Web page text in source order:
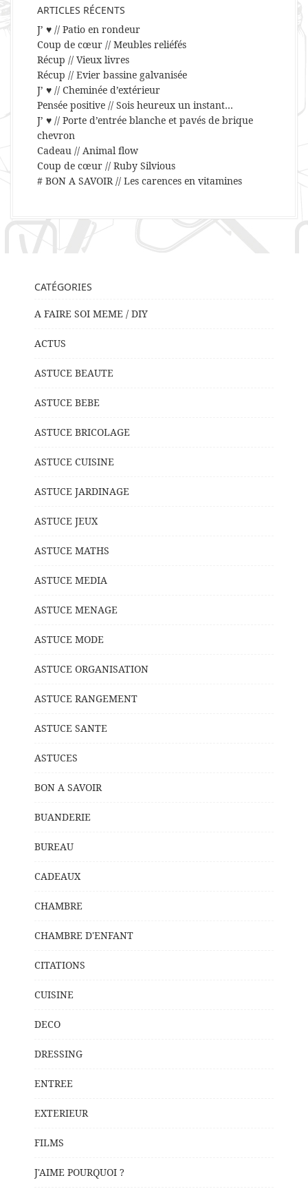
ARTICLES RÉCENTS
J’ ♥ // Patio en rondeur
Coup de cœur // Meubles reliéfés
Récup // Vieux livres
Récup // Evier bassine galvanisée
J’ ♥ // Cheminée d’extérieur
Pensée positive // Sois heureux un instant…
J’ ♥ // Porte d’entrée blanche et pavés de brique
chevron
Cadeau // Animal flow
Coup de cœur // Ruby Silvious
# BON A SAVOIR // Les carences en vitamines
CATÉGORIES
A FAIRE SOI MEME / DIY
ACTUS
ASTUCE BEAUTE
ASTUCE BEBE
ASTUCE BRICOLAGE
ASTUCE CUISINE
ASTUCE JARDINAGE
ASTUCE JEUX
ASTUCE MATHS
ASTUCE MEDIA
ASTUCE MENAGE
ASTUCE MODE
ASTUCE ORGANISATION
ASTUCE RANGEMENT
ASTUCE SANTE
ASTUCES
BON A SAVOIR
BUANDERIE
BUREAU
CADEAUX
CHAMBRE
CHAMBRE D'ENFANT
CITATIONS
CUISINE
DECO
DRESSING
ENTREE
EXTERIEUR
FILMS
J'AIME POURQUOI ?